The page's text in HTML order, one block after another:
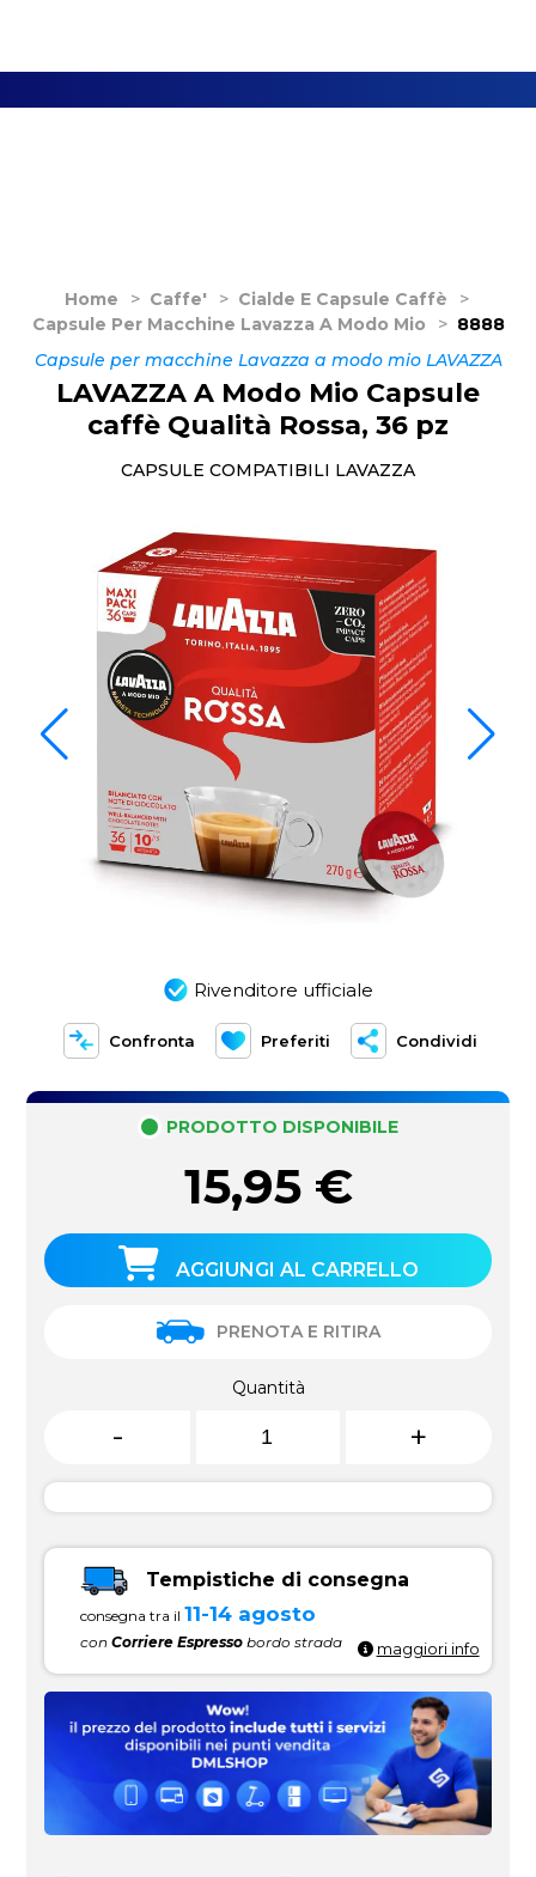
Home > Caffe' > Cialde E Capsule Caffè
>
Capsule Per Macchine Lavazza A Modo Mio
> 8888
Capsule per macchine Lavazza a modo mio LAVAZZA
Rivenditore ufficiale
Confronta Preferiti Condividi
LAVAZZA A Modo Mio Capsule
caffè Qualità Rossa, 36 pz
CAPSULE COMPATIBILI LAVAZZA
PRODOTTO DISPONIBILE
15,95 €
AGGIUNGI AL CARRELLO
PRENOTA E RITIRA
Quantità
- +
Tempistiche di consegna
consegna tra il 11-14 agosto
conCorriere Espresso bordo strada maggiori info